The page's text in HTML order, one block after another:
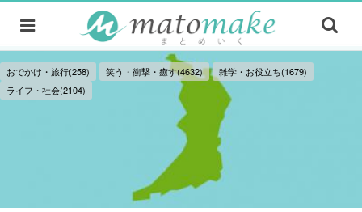
おでかけ・旅行(258) 笑う・衝撃・癒す(4632)
雑学・お役立ち(1679)
ライフ・社会(2104)